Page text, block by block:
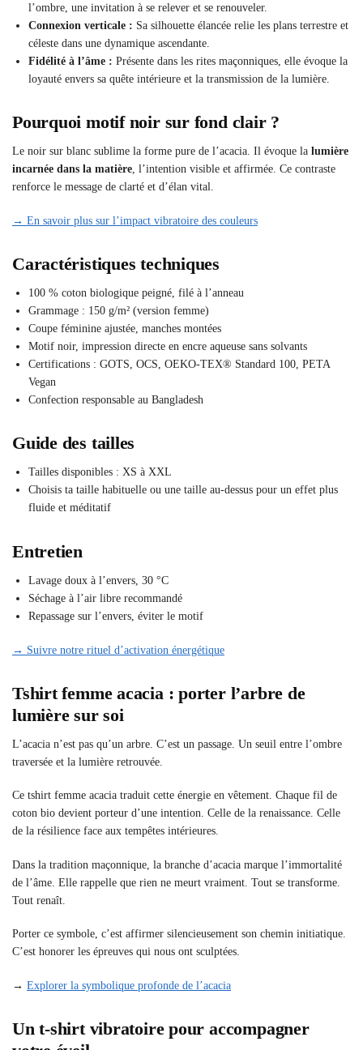
l’ombre, une invitation à se relever et se renouveler.
Connexion verticale : Sa silhouette élancée relie les plans terrestre et
céleste dans une dynamique ascendante.
Fidélité à l’âme : Présente dans les rites maçonniques, elle évoque la
loyauté envers sa quête intérieure et la transmission de la lumière.
Pourquoi motif noir sur fond clair ?
Le noir sur blanc sublime la forme pure de l’acacia. Il évoque la lumière
incarnée dans la matière, l’intention visible et affirmée. Ce contraste
renforce le message de clarté et d’élan vital.
→ En savoir plus sur l’impact vibratoire des couleurs
Caractéristiques techniques
100 % coton biologique peigné, filé à l’anneau
Grammage : 150 g/m² (version femme)
Coupe féminine ajustée, manches montées
Motif noir, impression directe en encre aqueuse sans solvants
Certifications : GOTS, OCS, OEKO-TEX® Standard 100, PETA
Vegan
Confection responsable au Bangladesh
Guide des tailles
Tailles disponibles : XS à XXL
Choisis ta taille habituelle ou une taille au-dessus pour un effet plus
fluide et méditatif
Entretien
Lavage doux à l’envers, 30 °C
Séchage à l’air libre recommandé
Repassage sur l’envers, éviter le motif
→ Suivre notre rituel d’activation énergétique
Tshirt femme acacia : porter l’arbre de
lumière sur soi
L’acacia n’est pas qu’un arbre. C’est un passage. Un seuil entre l’ombre
traversée et la lumière retrouvée.
Ce tshirt femme acacia traduit cette énergie en vêtement. Chaque fil de
coton bio devient porteur d’une intention. Celle de la renaissance. Celle
de la résilience face aux tempêtes intérieures.
Dans la tradition maçonnique, la branche d’acacia marque l’immortalité
de l’âme. Elle rappelle que rien ne meurt vraiment. Tout se transforme.
Tout renaît.
Porter ce symbole, c’est affirmer silencieusement son chemin initiatique.
C’est honorer les épreuves qui nous ont sculptées.
→ Explorer la symbolique profonde de l’acacia
Un t-shirt vibratoire pour accompagner